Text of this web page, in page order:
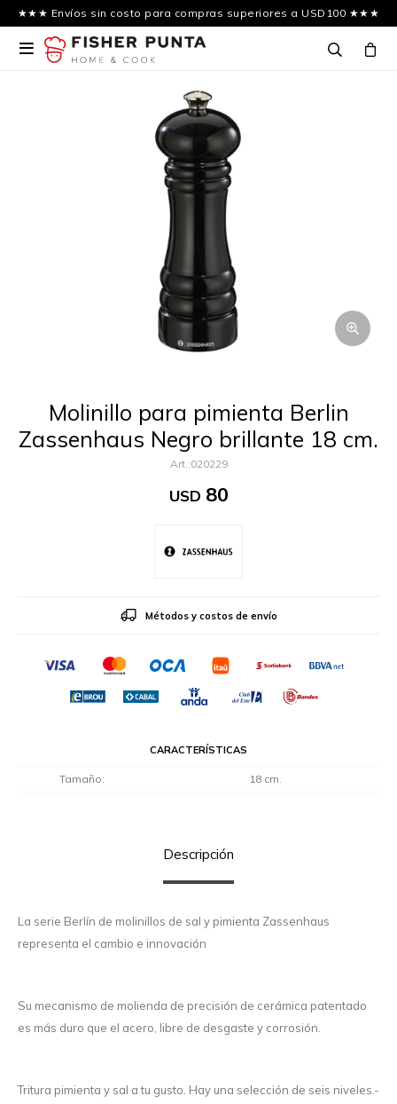
★★★ Envíos sin costo para compras superiores a USD100 ★★★

Molinillo para pimienta Berlin
Zassenhaus Negro brillante 18 cm.
020229
USD 80
Métodos y costos de envío
CARACTERÍSTICAS
Tamaño 18 cm.
Descripción
La serie Berlín de molinillos de sal y pimienta Zassenhaus
representa el cambio e innovación
Su mecanismo de molienda de precisión de cerámica patentado
es más duro que el acero, libre de desgaste y corrosión.
Tritura pimienta y sal a tu gusto. Hay una selección de seis niveles.-